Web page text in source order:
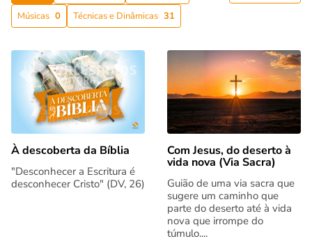
Músicas 0 Técnicas e Dinâmicas 31
À descoberta da Bíblia
"Desconhecer a Escritura é
desconhecer Cristo" (DV, 26)
Com Jesus, do deserto à
vida nova (Via Sacra)
Guião de uma via sacra que
sugere um caminho que
parte do deserto até à vida
nova que irrompe do
túmulo....